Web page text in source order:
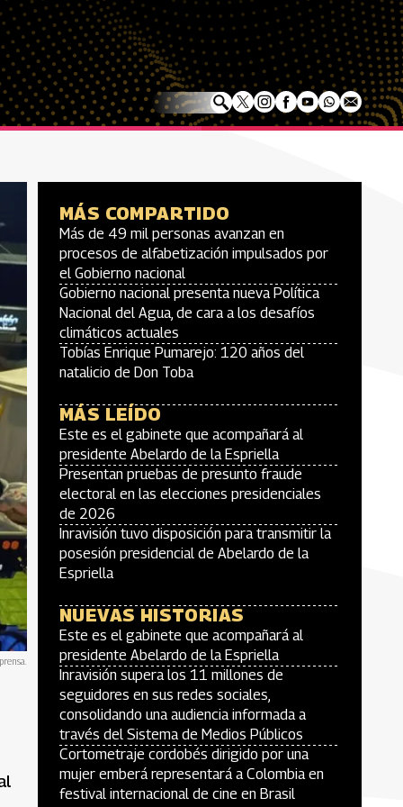
MÁS COMPARTIDO
Más de 49 mil personas avanzan en
procesos de alfabetización impulsados por
el Gobierno nacional
Gobierno nacional presenta nueva Política
Nacional del Agua, de cara a los desafíos
climáticos actuales
Tobías Enrique Pumarejo: 120 años del
natalicio de Don Toba
MÁS LEÍDO
Este es el gabinete que acompañará al
presidente Abelardo de la Espriella
Presentan pruebas de presunto fraude
electoral en las elecciones presidenciales
de 2026
Inravisión tuvo disposición para transmitir la
posesión presidencial de Abelardo de la
Espriella
NUEVAS HISTORIAS
Este es el gabinete que acompañará al
presidente Abelardo de la Espriella
Inravisión supera los 11 millones de
seguidores en sus redes sociales,
consolidando una audiencia informada a
través del Sistema de Medios Públicos
Cortometraje cordobés dirigido por una
mujer emberá representará a Colombia en
festival internacional de cine en Brasil